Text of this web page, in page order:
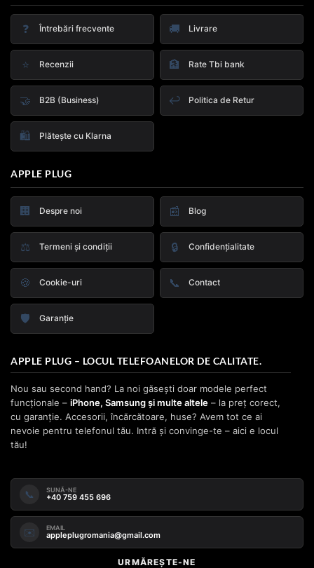
❓ Întrebări frecvente 🚚 Livrare
⭐ Recenzii 🏦 Rate Tbi bank
🤝 B2B (Business) ↩️ Politica de Retur
🛍️ Plătește cu Klarna
APPLE PLUG
🏢 Despre noi 📰 Blog
⚖️ Termeni și condiții 🔒 Confidențialitate
🍪 Cookie-uri 📞 Contact
🛡️ Garanție
APPLE PLUG – LOCUL TELEFOANELOR DE CALITATE.
Nou sau second hand? La noi găsești doar modele perfect
funcționale – iPhone, Samsung și multe altele – la preț corect,
cu garanție. Accesorii, încărcătoare, huse? Avem tot ce ai
nevoie pentru telefonul tău. Intră și convinge-te – aici e locul
tău!
📞 SUNĂ-NE
+40 759 455 696
✉️ EMAIL
appleplugromania@gmail.com
URMĂREȘTE-NE